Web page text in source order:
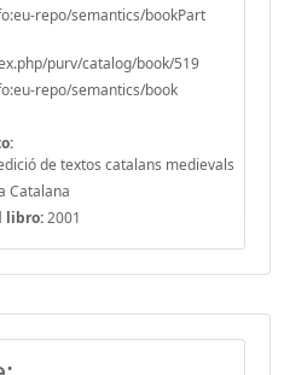
repo/semantics/bookPart
purv/catalog/book/519
repo/semantics/book
de textos catalans medievals
Catalana
libro:2001